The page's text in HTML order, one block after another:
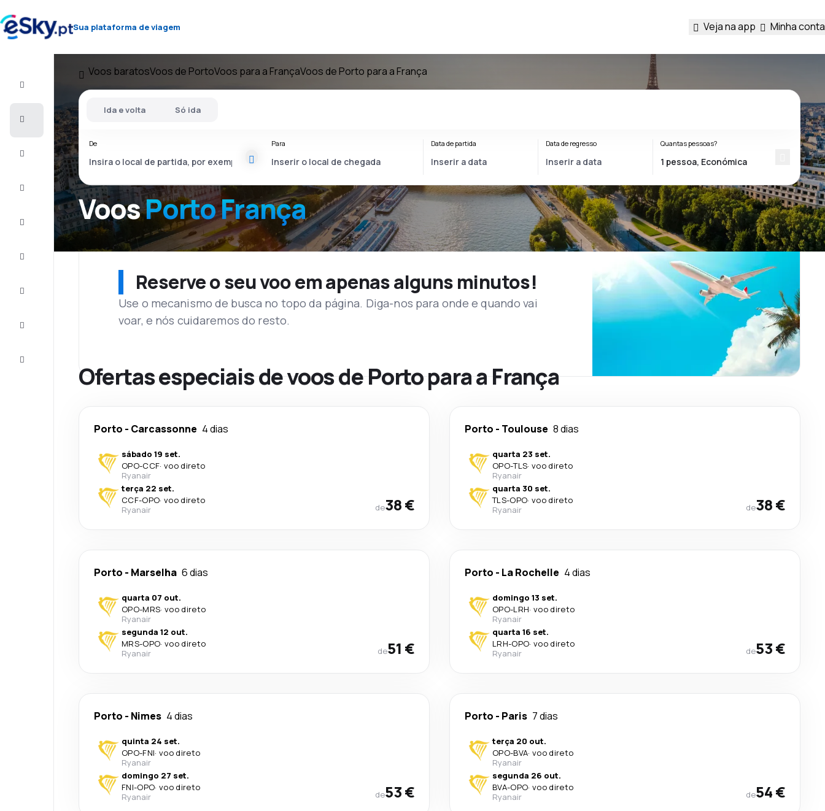
Sua plataforma de viagem Veja na app Minha conta
baratos
Alojamentos
Voos baratosVoos de PortoVoos para a FrançaVoos de Porto para a França
VoosPorto França
Ida e volta Só ida
De Para Data de partida Data de regresso Quantas pessoas?
Reserve o seu voo em apenas alguns minutos!
Use o mecanismo de busca no topo da página. Diga-nos para onde e quando vai
voar, e nós cuidaremos do resto.
Ofertas especiais de voos de Porto para a França
Porto - Carcassonne 4 dias
sábado 19 set.
OPO-CCF· voo direto
Ryanair
terça 22 set.
CCF-OPO· voo direto
Ryanair
de38 €
Porto - Toulouse 8 dias
quarta 23 set.
OPO-TLS· voo direto
Ryanair
quarta 30 set.
TLS-OPO· voo direto
Ryanair
de38 €
Porto - Marselha 6 dias
quarta 07 out.
OPO-MRS· voo direto
Ryanair
segunda 12 out.
MRS-OPO· voo direto
Ryanair
de51 €
Porto - La Rochelle 4 dias
domingo 13 set.
OPO-LRH· voo direto
Ryanair
quarta 16 set.
LRH-OPO· voo direto
Ryanair
de53 €
Porto - Nimes 4 dias
quinta 24 set.
OPO-FNI· voo direto
Ryanair
domingo 27 set.
FNI-OPO· voo direto
Ryanair
de53 €
Porto - Paris 7 dias
terça 20 out.
OPO-BVA· voo direto
Ryanair
segunda 26 out.
BVA-OPO· voo direto
Ryanair
de54 €